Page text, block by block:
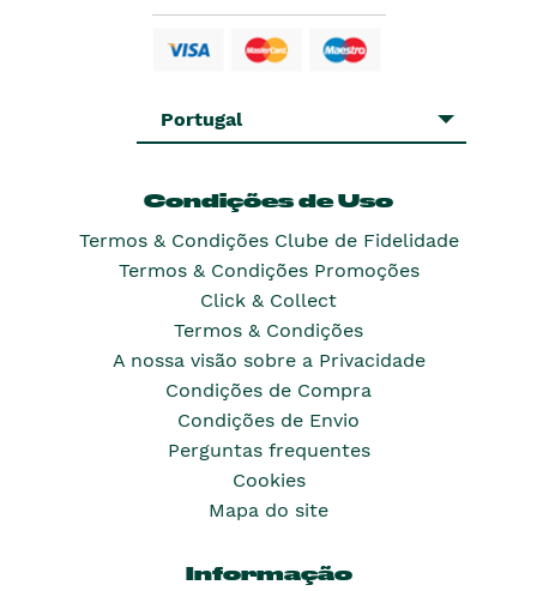
Portugal
Condições de Uso
Termos & Condições Clube de Fidelidade
Termos & Condições Promoções
Click & Collect
Termos & Condições
A nossa visão sobre a Privacidade
Condições de Compra
Condições de Envio
Perguntas frequentes
Cookies
Mapa do site
Informação